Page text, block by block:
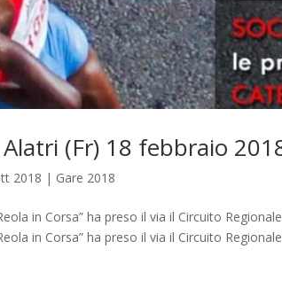
(Fr) 18 febbraio
2018 | Gare 2018
in Corsa” ha preso il via il Circuito
in Corsa” ha preso il via il Circuito